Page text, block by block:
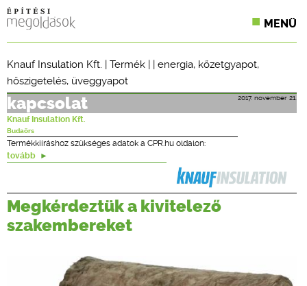
MENÜ
SZAKLAPOK
CPR TERMÉKKIÍRÁS
ÉPÍTÉSI JOG
ONLINE KÉPZÉSEK
TERVEZÉSI SEGÉDLETEK
Knauf Insulation Kft. | Termék | | energia, kőzetgyapot,
hőszigetelés, üveggyapot
2017. november 21.
kapcsolat
Knauf Insulation Kft.
Budaörs
Termékkiíráshoz szükséges adatok a CPR.hu oldalon:
tovább
Megkérdeztük a kivitelező
szakembereket